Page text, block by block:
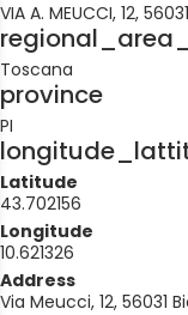
VIA A. MEUCCI, 12,
Toscana
province
PI
Latitude
43.702156
Longitude
10.621326
Address
Via Meucci, 12, 56031